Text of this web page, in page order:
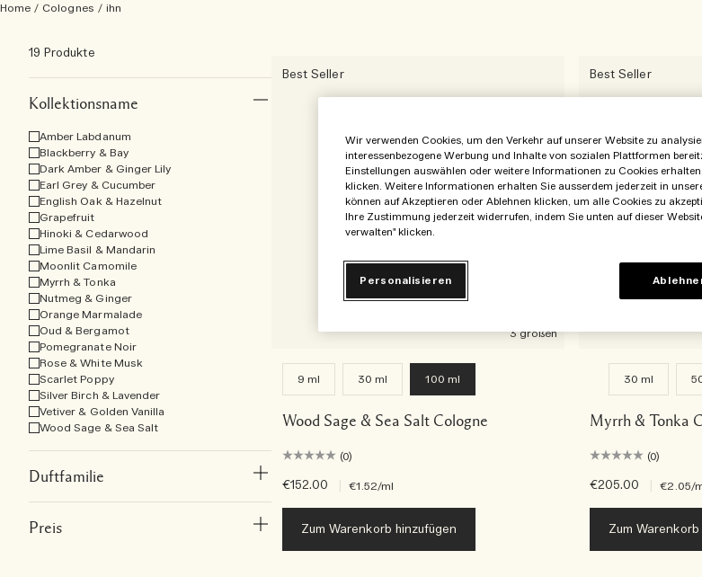
Home / Colognes / ihn
19 Produkte
Kollektionsname
Amber Labdanum
Blackberry & Bay
Dark Amber & Ginger Lily
Earl Grey & Cucumber
English Oak & Hazelnut
Grapefruit
Hinoki & Cedarwood
Lime Basil & Mandarin
Moonlit Camomile
Myrrh & Tonka
Nutmeg & Ginger
Orange Marmalade
Oud & Bergamot
Pomegranate Noir
Rose & White Musk
Scarlet Poppy
Silver Birch & Lavender
Vetiver & Golden Vanilla
Wood Sage & Sea Salt
Duftfamilie
Preis
Best Seller
3 größen
9 ml 30 ml 100 ml
Wood Sage & Sea Salt Cologne
(0)
€152.00 €1.52/ml
Zum Warenkorb hinzufügen
Best Seller
30 ml
Myrrh & Tonka
(0)
€205.00 €2.05/
Zum
Wir verwenden Cookies, um den Verkehr auf unserer Website zu
interessenbezogene Werbung und Inhalte von sozialen Plattformen
Einstellungen auswählen oder weitere Informationen zu Cookies
klicken. Weitere Informationen erhalten Sie ausserdem jederzeit in
können auf Akzeptieren oder Ablehnen klicken, um alle Cookies zu
Ihre Zustimmung jederzeit widerrufen, indem Sie unten auf dieser
verwalten" klicken.
Personalisieren